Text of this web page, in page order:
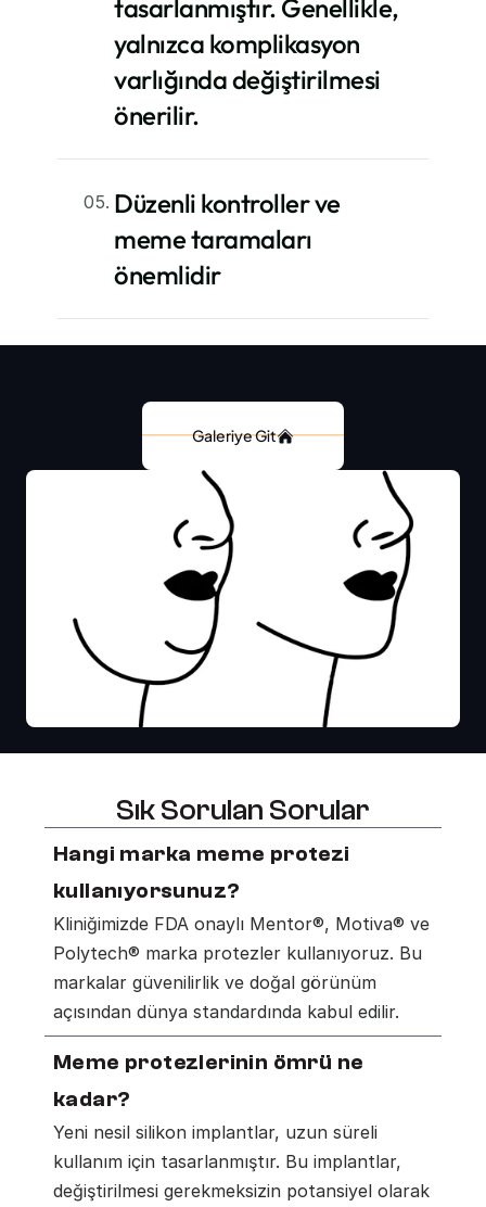
tasarlanmıştır. Genellikle,
yalnızca komplikasyon
varlığında değiştirilmesi
önerilir.
05. Düzenli kontroller ve
meme taramaları
önemlidir
Öncesi & Sonrası Fotoğraf Galerisi
Galeriye Git
Sık Sorulan Sorular
Hangi marka meme protezi
kullanıyorsunuz?
Kliniğimizde FDA onaylı Mentor®, Motiva® ve
Polytech® marka protezler kullanıyoruz. Bu
markalar güvenilirlik ve doğal görünüm
açısından dünya standardında kabul edilir.
Meme protezlerinin ömrü ne
kadar?
Yeni nesil silikon implantlar, uzun süreli
kullanım için tasarlanmıştır. Bu implantlar,
değiştirilmesi gerekmeksizin potansiyel olarak